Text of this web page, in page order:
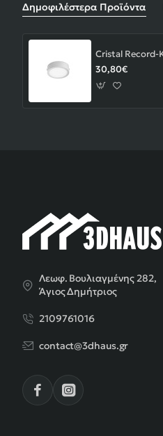
Δημοφιλέστερα Προϊόντα
30,80€
Λεωφ. Βουλιαγμένης 282,
Άγιος Δημήτριος
2109761016
contact@3dhaus.gr